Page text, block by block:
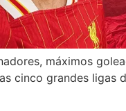
máximos
cinco grandes ligas